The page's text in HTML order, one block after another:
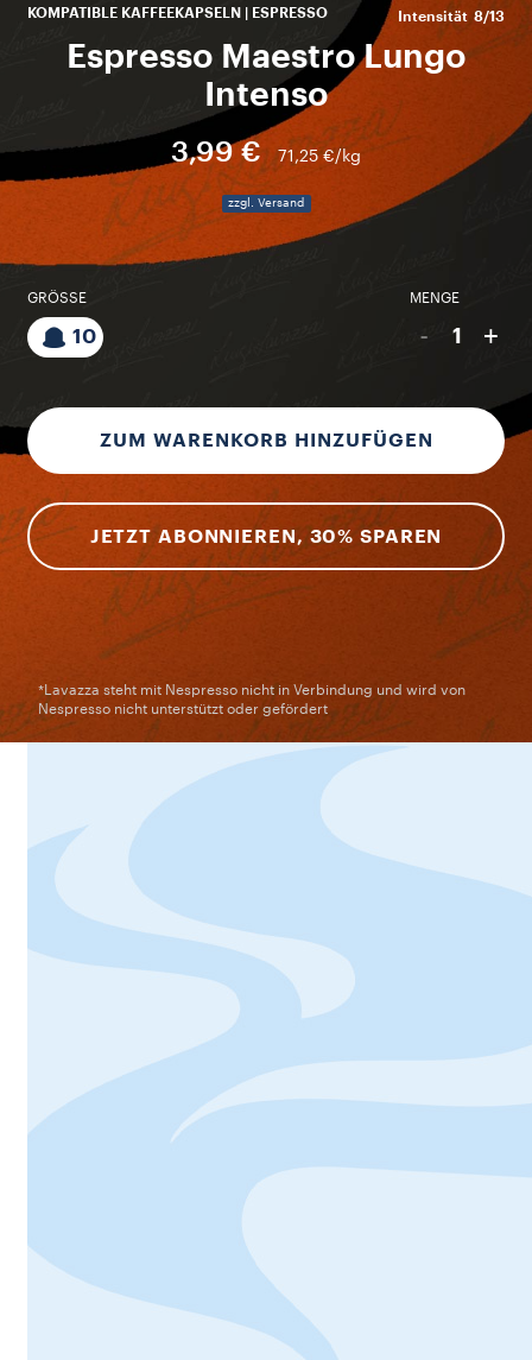
KOMPATIBLE KAFFEEKAPSELN | ESPRESSO Intensität 8/13
Espresso Maestro Lungo
Intenso
3,99 € 71,25 €/kg
zzgl. Versand
GRÖSSE
10
MENGE
- 1 +
ZUM WARENKORB HINZUFÜGEN
JETZT ABONNIEREN, 30% SPAREN
*Lavazza steht mit Nespresso nicht in Verbindung und wird von
Nespresso nicht unterstützt oder gefördert